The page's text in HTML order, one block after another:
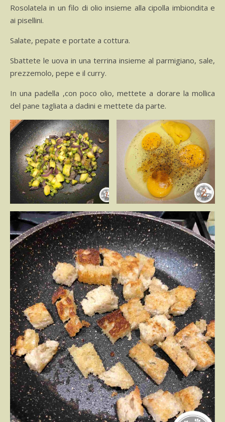
Rosolatela in un filo di olio insieme alla cipolla imbiondita e
ai pisellini.
Salate, pepate e portate a cottura.
Sbattete le uova in una terrina insieme al parmigiano, sale,
prezzemolo, pepe e il curry.
In una padella ,con poco olio, mettete a dorare la mollica
del pane tagliata a dadini e mettete da parte.